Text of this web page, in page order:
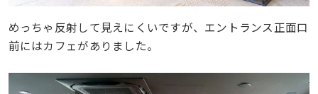
めっちゃ反射して見えにくいですが、エントランス正面口
前にはカフェがありました。